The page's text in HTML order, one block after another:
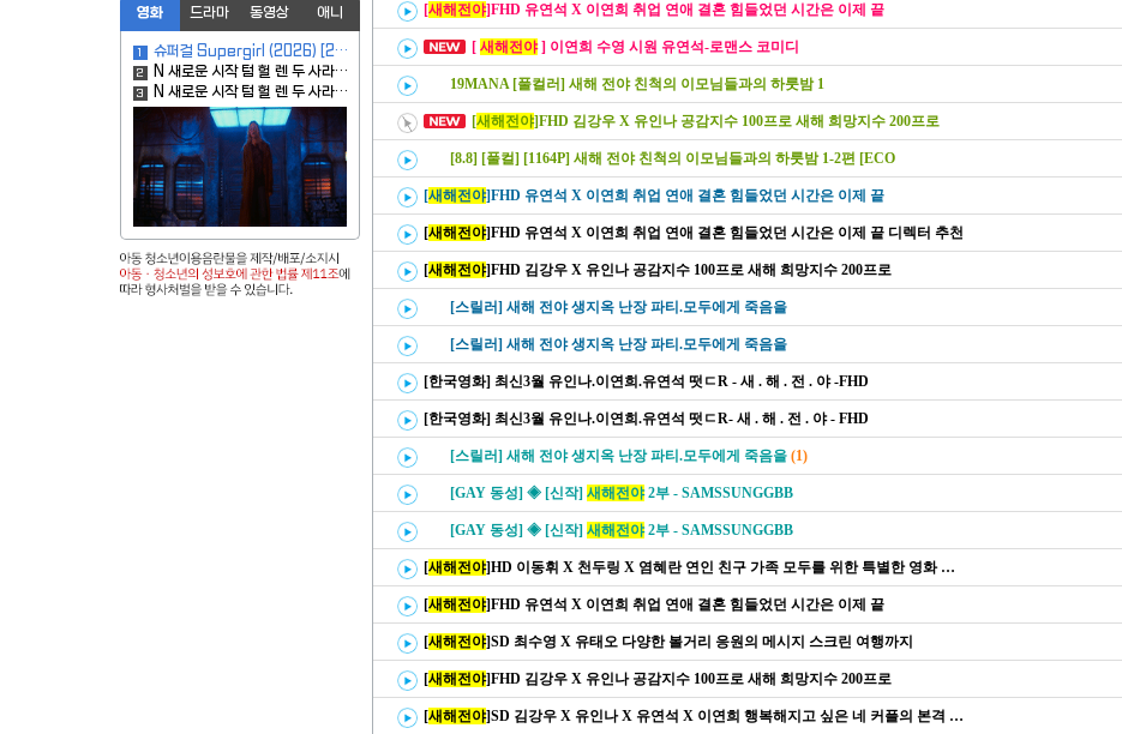
영화 드라마 동영상 애니
1 슈퍼걸 Supergirl (2026) [2160p] [4K]
2 N 새로운 시작 텀 헐 렌 두 사라진 ㅍ1 터 파 커 통제불가능한 능력 한글자막
3 N 새로운 시작 텀 헐 렌 두 사라진 ㅍ1 터 파 커 통제불가능한 한글자막
[새해전야]FHD 유연석 X 이연희 취업 연애 결혼 힘들었던 시간은 이제 끝
[ 새해전야] 이연희 수영 시원 유연석-로맨스 코미디
19MANA [풀컬러] 새해 전야 친척의 이모님들과의 하룻밤 1
[새해전야]FHD 김강우 X 유인나 공감지수 100프로 새해 희망지수 200프로
[8.8] [풀컬] [1164P] 새해 전야 친척의 이모님들과의 하룻밤 1-2편 [ECO
[새해전야]FHD 유연석 X 이연희 취업 연애 결혼 힘들었던 시간은 이제 끝
[새해전야]FHD 유연석 X 이연희 취업 연애 결혼 힘들었던 시간은 이제 끝 디렉터 추천
[새해전야]FHD 김강우 X 유인나 공감지수 100프로 새해 희망지수 200프로
[스릴러] 새해 전야 생지옥 난장 파티.모두에게 죽음을
[스릴러] 새해 전야 생지옥 난장 파티.모두에게 죽음을
[한국영화] 최신3월 유인나.이연희.유연석 떳ㄷR - 새 . 해 . 전 . 야 -FHD
[한국영화] 최신3월 유인나.이연희.유연석 떳ㄷR- 새 . 해 . 전 . 야 - FHD
[스릴러] 새해 전야 생지옥 난장 파티.모두에게 죽음을 (1)
[GAY 동성] ◈ [신작] 새해전야2부 - SAMSSUNGGBB
[GAY 동성] ◈ [신작] 새해전야2부 - SAMSSUNGGBB
[새해전야]HD 이동휘 X 천두링 X 염혜란 연인 친구 가족 모두를 위한 특별한 영화 탄생
[새해전야]FHD 유연석 X 이연희 취업 연애 결혼 힘들었던 시간은 이제 끝
[새해전야]SD 최수영 X 유태오 다양한 볼거리 응원의 메시지 스크린 여행까지
[새해전야]FHD 김강우 X 유인나 공감지수 100프로 새해 희망지수 200프로
[새해전야]SD 김강우 X 유인나 X 유연석 X 이연희 행복해지고 싶은 네 커플의 본격 해피 터닝포인트